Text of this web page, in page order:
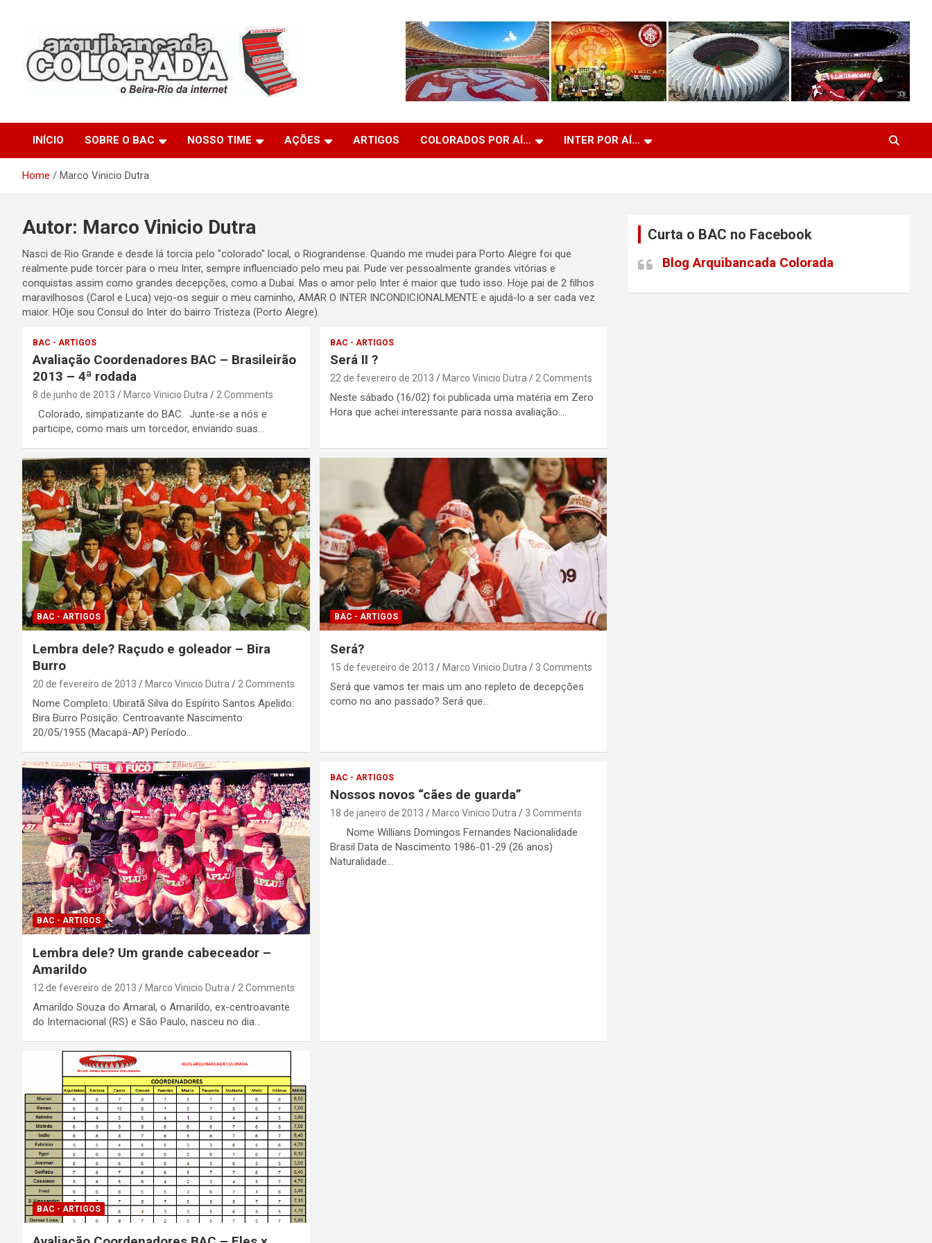
Arquibancada Colorada
INÍCIO SOBRE O BAC NOSSO TIME AÇÕES ARTIGOS COLORADOS POR AÍ… INTER POR AÍ…
Home Marco Vinicio Dutra
Autor: Marco Vinicio Dutra
Nasci de Rio Grande e desde lá torcia pelo "colorado" local, o Riograndense. Quando me mudei para Porto Alegre foi que
realmente pude torcer para o meu Inter, sempre influenciado pelo meu pai. Pude ver pessoalmente grandes vitórias e
conquistas assim como grandes decepções, como a Dubai. Mas o amor pelo Inter é maior que tudo isso. Hoje pai de 2 filhos
maravilhosos (Carol e Luca) vejo-os seguir o meu caminho, AMAR O INTER INCONDICIONALMENTE e ajudá-lo a ser cada vez
maior. HOje sou Consul do Inter do bairro Tristeza (Porto Alegre).
BAC - ARTIGOS
Avaliação Coordenadores BAC – Brasileirão
2013 – 4ª rodada
8 de junho de 2013 Marco Vinicio Dutra 2 Comments
Colorado, simpatizante do BAC. Junte-se a nós e
participe, como mais um torcedor, enviando suas…
BAC - ARTIGOS
Será II ?
22 de fevereiro de 2013 Marco Vinicio Dutra 2 Comments
Neste sábado (16/02) foi publicada uma matéria em Zero
Hora que achei interessante para nossa avaliação.…
BAC - ARTIGOS
Lembra dele? Raçudo e goleador – Bira
Burro
20 de fevereiro de 2013 Marco Vinicio Dutra 2 Comments
Nome Completo: Ubiratã Silva do Espírito Santos Apelido:
Bira Burro Posição: Centroavante Nascimento:
20/05/1955 (Macapá-AP) Período…
BAC - ARTIGOS
Será?
15 de fevereiro de 2013 Marco Vinicio Dutra 3 Comments
Será que vamos ter mais um ano repleto de decepções
como no ano passado? Será que…
BAC - ARTIGOS
Lembra dele? Um grande cabeceador –
Amarildo
12 de fevereiro de 2013 Marco Vinicio Dutra 2 Comments
Amarildo Souza do Amaral, o Amarildo, ex-centroavante
do Internacional (RS) e São Paulo, nasceu no dia…
BAC - ARTIGOS
Nossos novos “cães de guarda”
18 de janeiro de 2013 Marco Vinicio Dutra 3 Comments
Nome Willians Domingos Fernandes Nacionalidade
Brasil Data de Nascimento 1986-01-29 (26 anos)
Naturalidade…
BAC - ARTIGOS
Curta o BAC no Facebook
Blog Arquibancada Colorada